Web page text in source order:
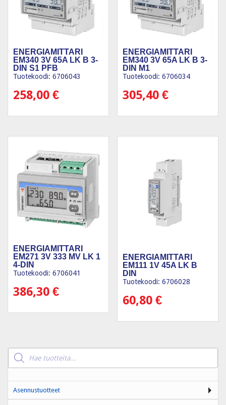
ENERGIAMITTARI
EM340 3V 65A LK B 3-
DIN S1 PFB
Tuotekoodi: 6706043
258,00 €
ENERGIAMITTARI
EM340 3V 65A LK B 3-
DIN M1
Tuotekoodi: 6706034
305,40€
ENERGIAMITTARI
EM271 3V 333 MV LK 1
4-DIN
Tuotekoodi: 6706041
386,30 €
ENERGIAMITTARI
EM111 1V 45A LK B
DIN
Tuotekoodi: 6706028
60,80€
Products
search
Asennustuotteet